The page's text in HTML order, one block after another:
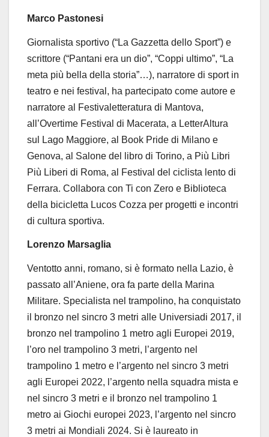
Marco Pastonesi
Giornalista sportivo (“La Gazzetta dello Sport”) e
scrittore (“Pantani era un dio”, “Coppi ultimo”, “La
meta più bella della storia”…), narratore di sport in
teatro e nei festival, ha partecipato come autore e
narratore al Festivaletteratura di Mantova,
all’Overtime Festival di Macerata, a LetterAltura
sul Lago Maggiore, al Book Pride di Milano e
Genova, al Salone del libro di Torino, a Più Libri
Più Liberi di Roma, al Festival del ciclista lento di
Ferrara. Collabora con Ti con Zero e Biblioteca
della bicicletta Lucos Cozza per progetti e incontri
di cultura sportiva.
Lorenzo Marsaglia
Ventotto anni, romano, si è formato nella Lazio, è
passato all’Aniene, ora fa parte della Marina
Militare. Specialista nel trampolino, ha conquistato
il bronzo nel sincro 3 metri alle Universiadi 2017, il
bronzo nel trampolino 1 metro agli Europei 2019,
l’oro nel trampolino 3 metri, l’argento nel
trampolino 1 metro e l’argento nel sincro 3 metri
agli Europei 2022, l’argento nella squadra mista e
nel sincro 3 metri e il bronzo nel trampolino 1
metro ai Giochi europei 2023, l’argento nel sincro
3 metri ai Mondiali 2024. Si è laureato in